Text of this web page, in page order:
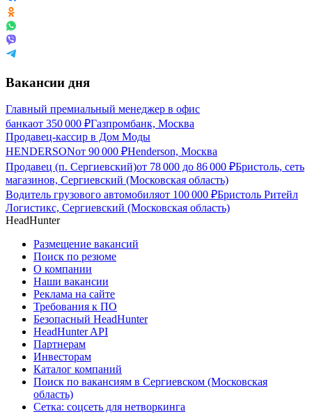
Вакансии дня
Главный премиальный менеджер в офис
банкаот 350 000 ₽Газпромбанк, Москва
Продавец-кассир в Дом Моды
HENDERSONот 90 000 ₽Henderson, Москва
Продавец (п. Сергиевский)от 78 000 до 86 000 ₽Бристоль, сеть
магазинов, Сергиевский (Московская область)
Водитель грузового автомобиляот 100 000 ₽Бристоль Ритейл
Логистикс, Сергиевский (Московская область)
HeadHunter
Размещение вакансий
Поиск по резюме
О компании
Наши вакансии
Реклама на сайте
Требования к ПО
Безопасный HeadHunter
HeadHunter API
Партнерам
Инвесторам
Каталог компаний
Поиск по вакансиям в Сергиевском (Московская
область)
Сетка: соцсеть для нетворкинга